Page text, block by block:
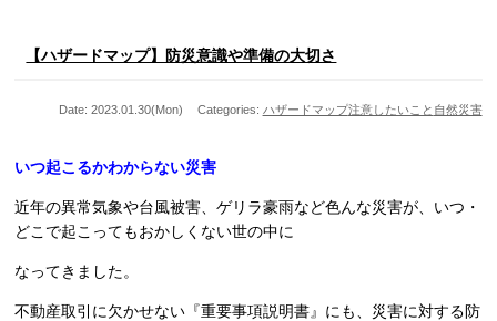
【ハザードマップ】防災意識や準備の大切さ
Date: 2023.01.30(Mon) Categories: ハザードマップ注意したいこと 自然災害
いつ起こるかわからない災害
近年の異常気象や台風被害、ゲリラ豪雨など色んな災害が、いつ・
どこで起こってもおかしくない世の中に
なってきました。
不動産取引に欠かせない『重要事項説明書』にも、災害に対する防